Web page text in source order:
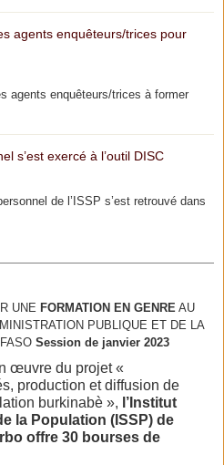
agents enquêteurs/trices pour
agents enquêteurs/trices à former
s’est exercé à l’outil DISC
de l’ISSP s’est retrouvé dans
UNE FORMATION EN GENRE AU
PUBLIQUE ET DE LA
Session de janvier 2023
œuvre du projet «
production et diffusion de
burkinabè », l’Institut
la Population (ISSP) de
offre 30 bourses de